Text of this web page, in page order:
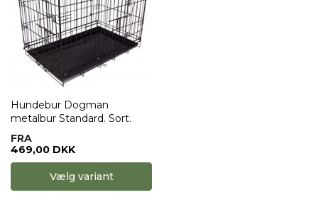
Hundebur Dogman
metalbur Standard. Sort.
FRA
469,00 DKK
Vælg variant